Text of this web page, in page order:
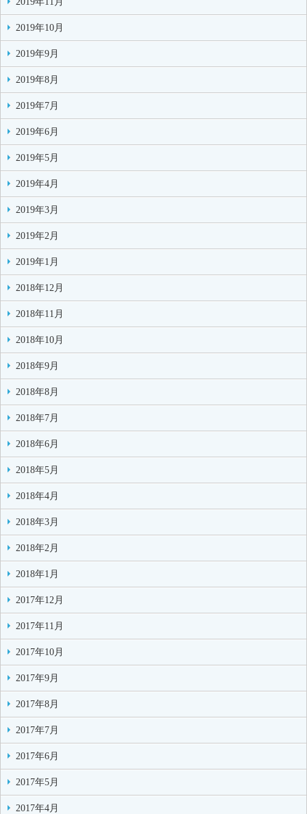
2019年10月
2019年9月
2019年8月
2019年7月
2019年6月
2019年5月
2019年4月
2019年3月
2019年2月
2019年1月
2018年12月
2018年11月
2018年10月
2018年9月
2018年8月
2018年7月
2018年6月
2018年5月
2018年4月
2018年3月
2018年2月
2018年1月
2017年12月
2017年11月
2017年10月
2017年9月
2017年8月
2017年7月
2017年6月
2017年5月
2017年4月